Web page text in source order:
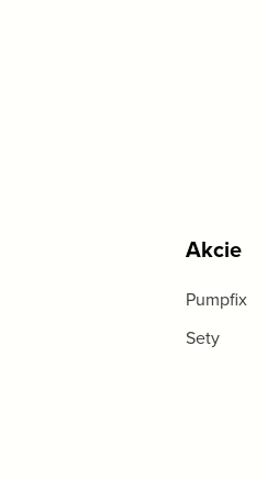
Akcie
Pumpfix
Sety